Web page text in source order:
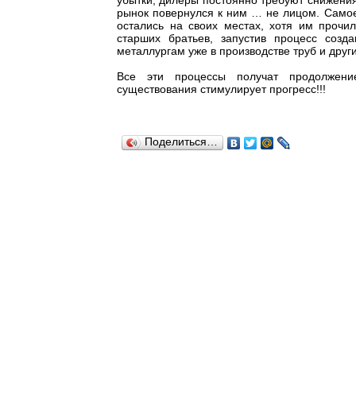
рынок повернулся к ним … не лицом. Самое
остались на своих местах, хотя им
старших братьев, запустив процесс
металлургам уже в производстве труб и
Все эти процессы получат
существования стимулирует прогресс!!!
Поделиться…